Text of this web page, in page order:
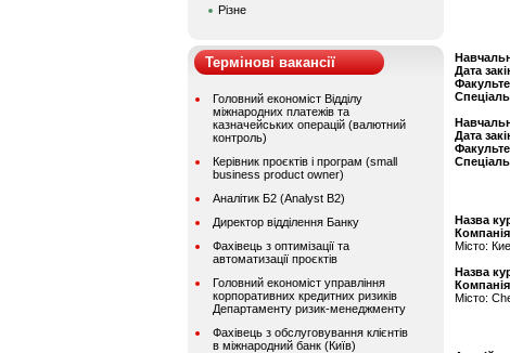
Різне
Термінові вакансії
Головний економіст Відділу
міжнародних платежів та
казначейських операцій (валютний
контроль)
Керівник проєктів і програм (small
business product owner)
Аналітик Б2 (Analyst B2)
Директор відділення Банку
Фахівець з оптимізації та
автоматизації проєктів
Головний економіст управління
корпоративних кредитних ризиків
Департаменту ризик-менеджменту
Фахівець з обслуговування клієнтів
в міжнародний банк (Київ)
Дата
Дата
Назва
Місто:
Назва
Місто: